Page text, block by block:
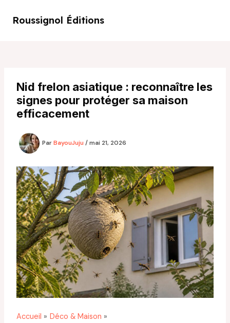
Roussignol Éditions
Nid frelon asiatique : reconnaître les
signes pour protéger sa maison
efficacement
ParBayouJuju /mai 21, 2026
Accueil
Déco & Maison